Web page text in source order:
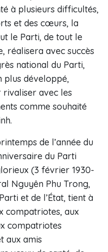
à plusieurs difficultés,
et des cœurs, la
le Parti, de tout le
réalisera avec succès
national du Parti,
plus développé,
avec les
comme souhaité
de l’année du
du Parti
(3 février 1930-
Nguyên Phu Trong,
et de l’État, tient à
compatriotes, aux
compatriotes
aux amis